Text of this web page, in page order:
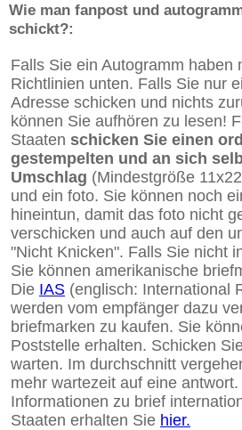
Wie man fanpost und
schickt?:
Falls Sie ein Autogramm haben
Richtlinien unten. Falls Sie nur
Adresse schicken und nichts
können Sie aufhören zu lesen!
Staaten schicken Sie einen
gestempelten und an sich
Umschlag (Mindestgröße
und ein foto. Sie können noch
hineintun, damit das foto nicht
verschicken und auch auf den
"Nicht Knicken". Falls Sie nicht
Sie können amerikanische
Die IAS (englisch: International
werden vom empfänger dazu
briefmarken zu kaufen. Sie
Poststelle erhalten. Schicken
warten. Im durchschnitt
mehr wartezeit auf eine
Informationen zu brief
Staaten erhalten Sie hier.